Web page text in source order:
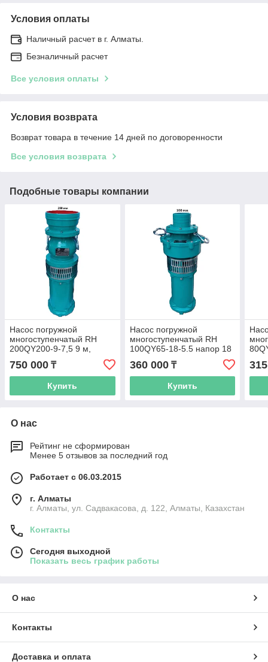
Условия оплаты
Наличный расчет в г. Алматы.
Безналичный расчет
Все условия оплаты
Условия возврата
Возврат товара в течение 14 дней по договоренности
Все условия возврата
Подобные товары компании
Насос погружной
многоступенчатый RH
200QY200-9-7,5 9 м,
750 000 ₸
Купить
Насос погружной
многоступенчатый RH
100QY65-18-5.5 напор 18
360 000₸
Купить
О нас
Рейтинг не сформирован
Менее 5 отзывов за последний год
Работает с 06.03.2015
г. Алматы
г. Алматы, ул. Садвакасова, д. 122, Алматы, Казахстан
Контакты
Сегодня выходной
Показать весь график работы
О нас
Контакты
Доставка и оплата